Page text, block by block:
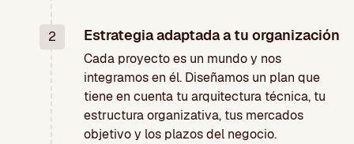
2 Estrategia adaptada a tu organización
Cada proyecto es un mundo y nos
integramos en él. Diseñamos un plan que
tiene en cuenta tu arquitectura técnica, tu
estructura organizativa, tus mercados
objetivo y los plazos del negocio.